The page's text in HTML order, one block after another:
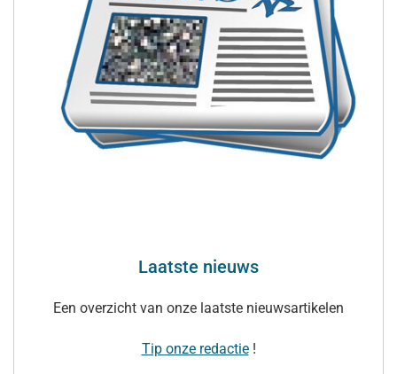
Laatste nieuws
Een overzicht van onze laatste nieuwsartikelen
Tip onze redactie!